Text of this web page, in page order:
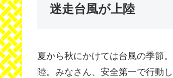
迷走台風が上陸
夏から秋にかけては台風の季節
陸。みなさん、安全第一で行動し